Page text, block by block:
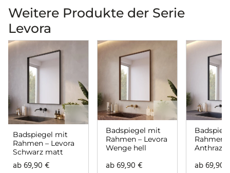
Weitere Produkte der Serie
Levora
Badspiegel mit
Rahmen – Levora
Schwarz matt
ab69,90€
Badspiegel mit
Rahmen – Levora
Wenge hell
ab69,90€
Rahmen
ab69,90